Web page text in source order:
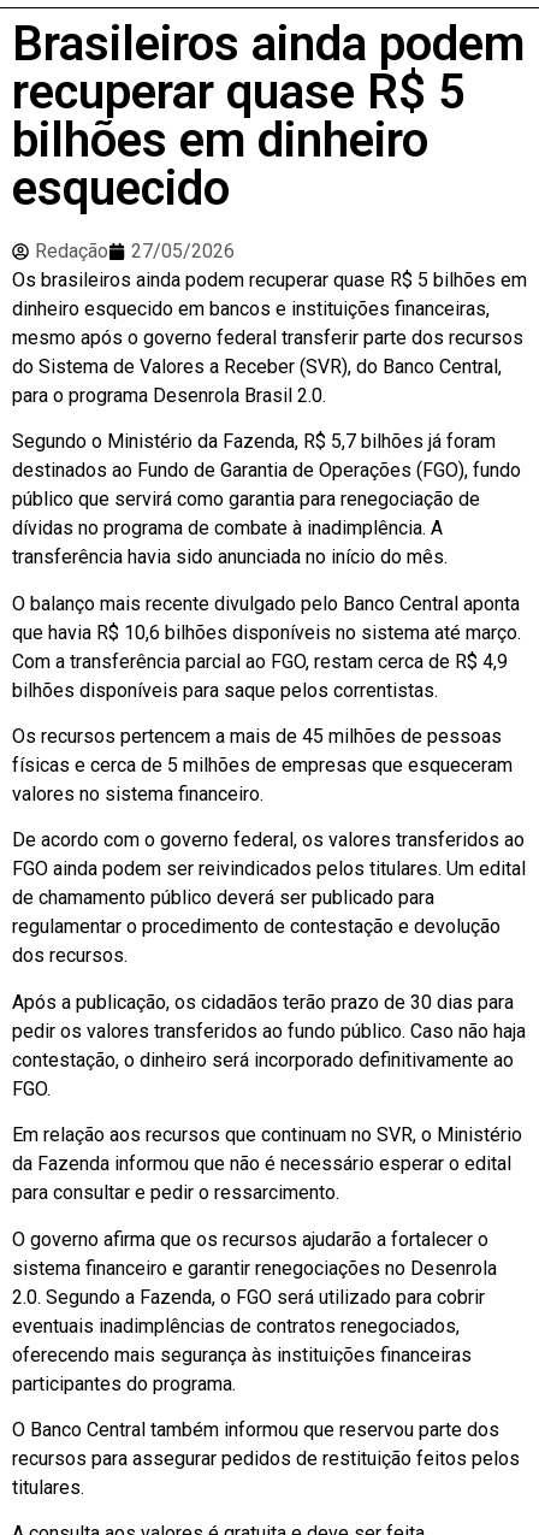
Brasileiros ainda podem
recuperar quase R$ 5
bilhões em dinheiro
esquecido
Redação
27/05/2026
Os brasileiros ainda podem recuperar quase R$ 5 bilhões em
dinheiro esquecido em bancos e instituições financeiras,
mesmo após o governo federal transferir parte dos recursos
do Sistema de Valores a Receber (SVR), do Banco Central,
para o programa Desenrola Brasil 2.0.
Segundo o Ministério da Fazenda, R$ 5,7 bilhões já foram
destinados ao Fundo de Garantia de Operações (FGO), fundo
público que servirá como garantia para renegociação de
dívidas no programa de combate à inadimplência. A
transferência havia sido anunciada no início do mês.
O balanço mais recente divulgado pelo Banco Central aponta
que havia R$ 10,6 bilhões disponíveis no sistema até março.
Com a transferência parcial ao FGO, restam cerca de R$ 4,9
bilhões disponíveis para saque pelos correntistas.
Os recursos pertencem a mais de 45 milhões de pessoas
físicas e cerca de 5 milhões de empresas que esqueceram
valores no sistema financeiro.
De acordo com o governo federal, os valores transferidos ao
FGO ainda podem ser reivindicados pelos titulares. Um edital
de chamamento público deverá ser publicado para
regulamentar o procedimento de contestação e devolução
dos recursos.
Após a publicação, os cidadãos terão prazo de 30 dias para
pedir os valores transferidos ao fundo público. Caso não haja
contestação, o dinheiro será incorporado definitivamente ao
FGO.
Em relação aos recursos que continuam no SVR, o Ministério
da Fazenda informou que não é necessário esperar o edital
para consultar e pedir o ressarcimento.
O governo afirma que os recursos ajudarão a fortalecer o
sistema financeiro e garantir renegociações no Desenrola
2.0. Segundo a Fazenda, o FGO será utilizado para cobrir
eventuais inadimplências de contratos renegociados,
oferecendo mais segurança às instituições financeiras
participantes do programa.
O Banco Central também informou que reservou parte dos
recursos para assegurar pedidos de restituição feitos pelos
titulares.